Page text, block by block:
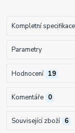
Kompletní specifikace
Parametry
Hodnocení 19
Komentáře 0
Související zboží 6